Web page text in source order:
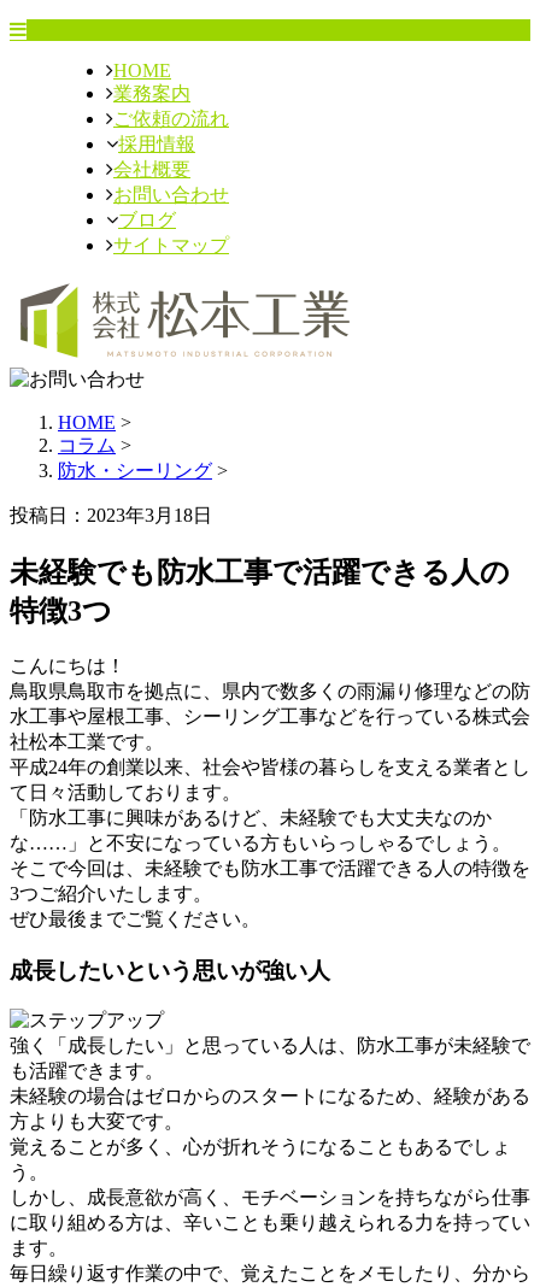
HOME
業務案内
ご依頼の流れ
採用情報
会社概要
お問い合わせ
ブログ
サイトマップ
HOME >
コラム >
防水・シーリング >
投稿日：2023年3月18日
未経験でも防水工事で活躍できる人の
特徴3つ
こんにちは！
鳥取県鳥取市を拠点に、県内で数多くの雨漏り修理などの防
水工事や屋根工事、シーリング工事などを行っている株式会
社松本工業です。
平成24年の創業以来、社会や皆様の暮らしを支える業者とし
て日々活動しております。
「防水工事に興味があるけど、未経験でも大丈夫なのか
な……」と不安になっている方もいらっしゃるでしょう。
そこで今回は、未経験でも防水工事で活躍できる人の特徴を
3つご紹介いたします。
ぜひ最後までご覧ください。
成長したいという思いが強い人
強く「成長したい」と思っている人は、防水工事が未経験で
も活躍できます。
未経験の場合はゼロからのスタートになるため、経験がある
方よりも大変です。
覚えることが多く、心が折れそうになることもあるでしょ
う。
しかし、成長意欲が高く、モチベーションを持ちながら仕事
に取り組める方は、辛いことも乗り越えられる力を持ってい
ます。
毎日繰り返す作業の中で、覚えたことをメモしたり、分から